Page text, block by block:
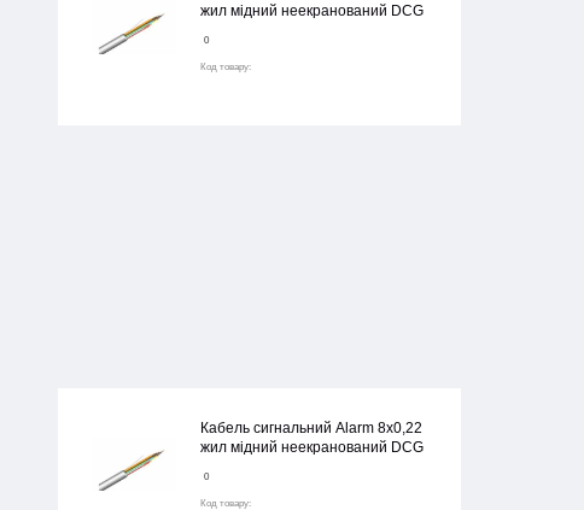
жил мідний неекранований DCG
0
Код товару:
Кабель сигнальний Alarm 8х0,22
жил мідний неекранований DCG
0
Код товару: